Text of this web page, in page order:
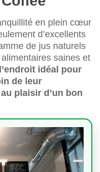
en plein cœur
d’excellents
de jus naturels
saines et
idéal pour
de leur
plaisir d’un bon